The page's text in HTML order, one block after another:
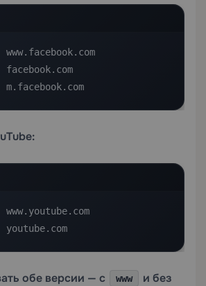
обе версии — с www и без